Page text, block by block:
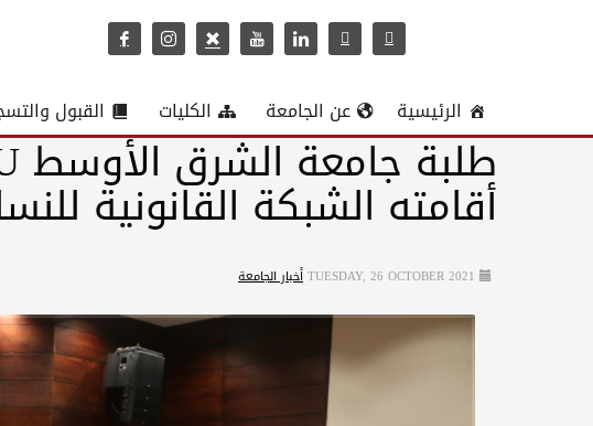
الرئيسية عن الجامعة الكليات القبول
أقامته الشبكة القانونية
TUESDAY, 26 OCTOBER 2021أخبار الجامعة